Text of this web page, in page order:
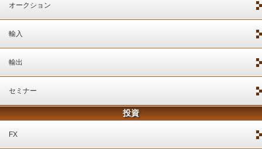
オークション
輸入
輸出
セミナー
投資
FX